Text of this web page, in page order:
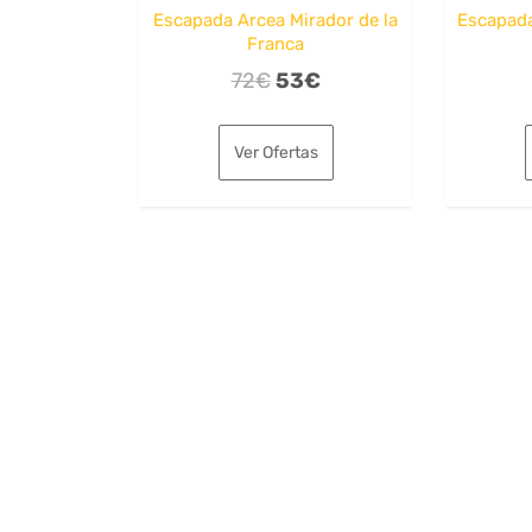
Escapada Arcea Mirador de la
Franca
72€ El
original
era:
53€El
es:
Ver Ofertas